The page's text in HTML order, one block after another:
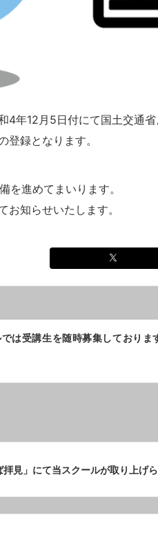
4年12月5日付にて国土交通
登録となります。
を進めてまいります。
お知らせいたします。
は受講生を随時募集しておりま
見」にて当スクールが取り上げ